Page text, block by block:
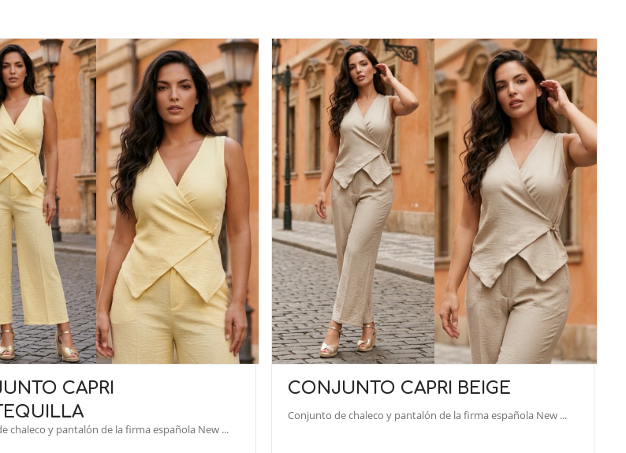
CAPRI
chaleco y pantalón de la firma española New ...
CONJUNTO CAPRI BEIGE
Conjunto de chaleco y pantalón de la firma española New ...